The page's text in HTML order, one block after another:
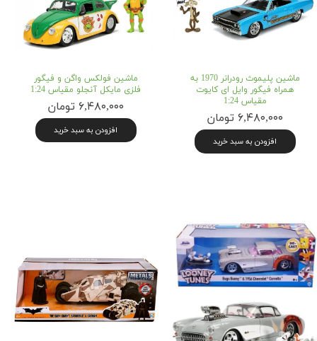
ماشین پلیموث رودرانر 1970 به
همراه فیگور وایل ای کایوت
مقیاس 1:24
۶,۴۸۰,۰۰۰ تومان
افزودن به سبد خرید
ماشین فولکس واگن و فیگور
فلزی مایکل آنجلو مقیاس 1:24
۶,۴۸۰,۰۰۰ تومان
افزودن به سبد خرید